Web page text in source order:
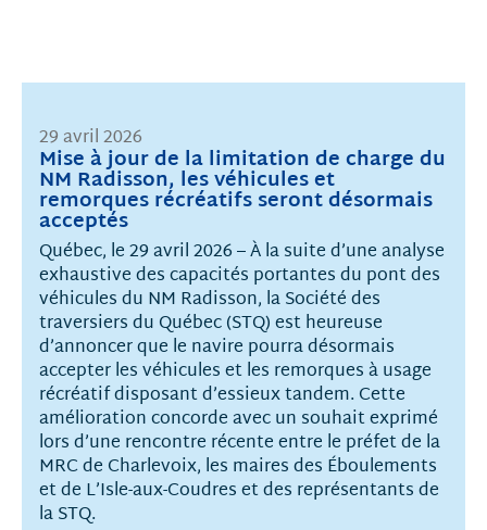
Mise à jour de la limitation de charge du
NM Radisson, les véhicules et
remorques récréatifs seront désormais
acceptés
29 avril 2026
Québec, le 29 avril 2026 – À la suite d’une analyse
exhaustive des capacités portantes du pont des
véhicules du NM Radisson, la Société des
traversiers du Québec (STQ) est heureuse
d’annoncer que le navire pourra désormais
accepter les véhicules et les remorques à usage
récréatif disposant d’essieux tandem. Cette
amélioration concorde avec un souhait exprimé
lors d’une rencontre récente entre le préfet de la
MRC de Charlevoix, les maires des Éboulements
et de L’Isle-aux-Coudres et des représentants de
la STQ.